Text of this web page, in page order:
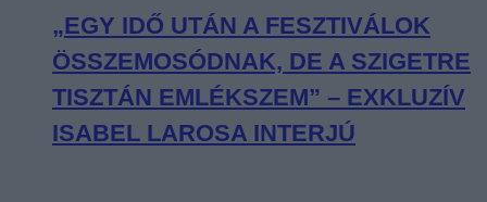
„EGY IDŐ UTÁN A FESZTIVÁLOK
ÖSSZEMOSÓDNAK, DE A SZIGETRE
TISZTÁN EMLÉKSZEM” – EXKLUZÍV
ISABEL LAROSA INTERJÚ